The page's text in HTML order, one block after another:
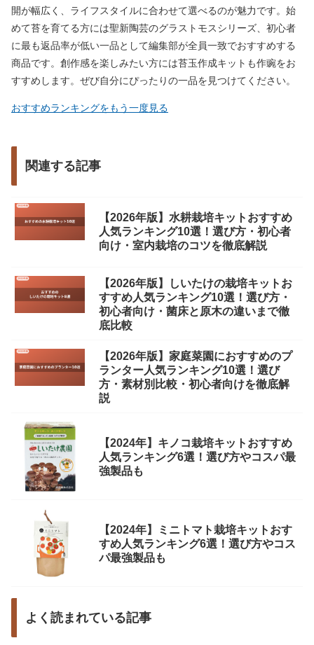
開が幅広く、ライフスタイルに合わせて選べるのが魅力です。始
めて苔を育てる方には聖新陶芸のグラストモスシリーズ、初心者
に最も返品率が低い一品として編集部が全員一致でおすすめする
商品です。創作感を楽しみたい方には苔玉作成キットも作豌をお
すすめします。ぜび自分にぴったりの一品を見つけてください。
おすすめランキングをもう一度見る
関連する記事
【2026年版】水耕栽培キットおすすめ
人気ランキング10選！選び方・初心者
向け・室内栽培のコツを徹底解説
【2026年版】しいたけの栽培キットお
すすめ人気ランキング10選！選び方・
初心者向け・菌床と原木の違いまで徹
底比較
【2026年版】家庭菜園におすすめのプ
ランター人気ランキング10選！選び
方・素材別比較・初心者向けを徹底解
説
【2024年】キノコ栽培キットおすすめ
人気ランキング6選！選び方やコスパ最
強製品も
【2024年】ミニトマト栽培キットおす
すめ人気ランキング6選！選び方やコス
パ最強製品も
よく読まれている記事